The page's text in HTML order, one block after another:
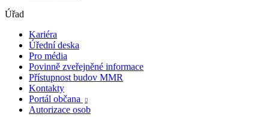
Úřad
Kariéra
Úřední deska
Pro média
Povinně zveřejněné informace
Přístupnost budov MMR
Kontakty
Portál občana

Autorizace osob